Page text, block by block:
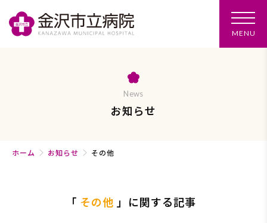
MENU
ュ
News
お知らせ
ホーム お知らせ その他
「 その他 」に関する記事